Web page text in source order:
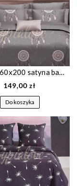
Pościel 160x200 satyna bawełniana szara w łapacze snów 1846
149,00 zł
Do koszyka